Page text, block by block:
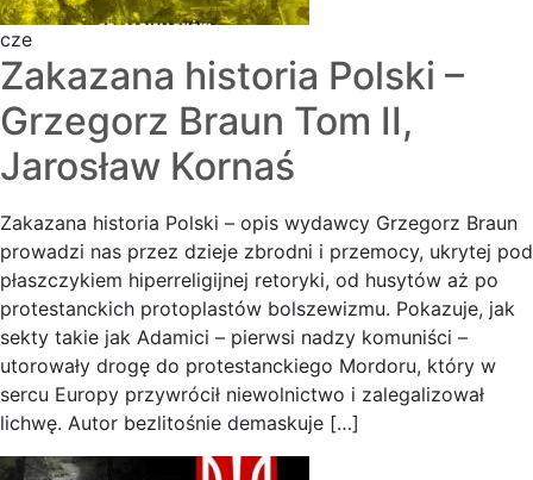
cze
Zakazana historia Polski –
Grzegorz Braun Tom II,
Jarosław Kornaś
Zakazana historia Polski – opis wydawcy Grzegorz Braun
prowadzi nas przez dzieje zbrodni i przemocy, ukrytej pod
płaszczykiem hiperreligijnej retoryki, od husytów aż po
protestanckich protoplastów bolszewizmu. Pokazuje, jak
sekty takie jak Adamici – pierwsi nadzy komuniści –
utorowały drogę do protestanckiego Mordoru, który w
sercu Europy przywrócił niewolnictwo i zalegalizował
lichwę. Autor bezlitośnie demaskuje […]